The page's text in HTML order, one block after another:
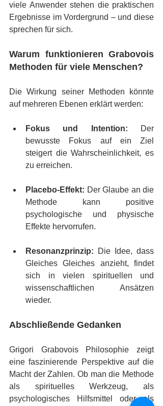
viele Anwender stehen die praktischen
Ergebnisse im Vordergrund – und diese
sprechen für sich.
Warum funktionieren Grabovois
Methoden für viele Menschen?
Die Wirkung seiner Methoden könnte
auf mehreren Ebenen erklärt werden:
Fokus und Intention: Der
bewusste Fokus auf ein Ziel
steigert die Wahrscheinlichkeit, es
zu erreichen.
Placebo-Effekt: Der Glaube an die
Methode kann positive
psychologische und physische
Effekte hervorrufen.
Resonanzprinzip: Die Idee, dass
Gleiches Gleiches anzieht, findet
sich in vielen spirituellen und
wissenschaftlichen Ansätzen
wieder.
Abschließende Gedanken
Grigori Grabovois Philosophie zeigt
eine faszinierende Perspektive auf die
Macht der Zahlen. Ob man die Methode
als spirituelles Werkzeug, als
psychologisches Hilfsmittel oder als